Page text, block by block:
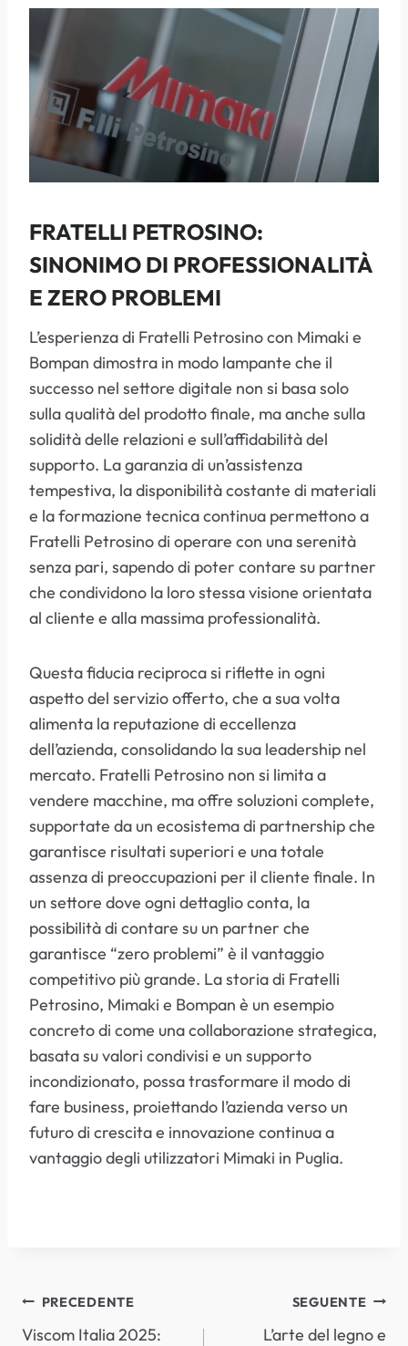
FRATELLI PETROSINO:
SINONIMO DI PROFESSIONALITÀ
E ZERO PROBLEMI
L’esperienza di Fratelli Petrosino con Mimaki e
Bompan dimostra in modo lampante che il
successo nel settore digitale non si basa solo
sulla qualità del prodotto finale, ma anche sulla
solidità delle relazioni e sull’affidabilità del
supporto. La garanzia di un’assistenza
tempestiva, la disponibilità costante di materiali
e la formazione tecnica continua permettono a
Fratelli Petrosino di operare con una serenità
senza pari, sapendo di poter contare su partner
che condividono la loro stessa visione orientata
al cliente e alla massima professionalità.
Questa fiducia reciproca si riflette in ogni
aspetto del servizio offerto, che a sua volta
alimenta la reputazione di eccellenza
dell’azienda, consolidando la sua leadership nel
mercato. Fratelli Petrosino non si limita a
vendere macchine, ma offre soluzioni complete,
supportate da un ecosistema di partnership che
garantisce risultati superiori e una totale
assenza di preoccupazioni per il cliente finale. In
un settore dove ogni dettaglio conta, la
possibilità di contare su un partner che
garantisce “zero problemi” è il vantaggio
competitivo più grande. La storia di Fratelli
Petrosino, Mimaki e Bompan è un esempio
concreto di come una collaborazione strategica,
basata su valori condivisi e un supporto
incondizionato, possa trasformare il modo di
fare business, proiettando l’azienda verso un
futuro di crescita e innovazione continua a
vantaggio degli utilizzatori Mimaki in Puglia.
NAVIGAZIONE
PRECEDENTE
Viscom Italia 2025:
SEGUENTE
L’arte del legno e